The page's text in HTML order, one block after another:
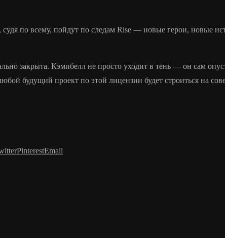
по всему, пойдут по следам Rise — новые герои, новые
закрыта. Кэмпбелл не просто уходит в тень — он сам
будущий проект по этой лицензии будет строиться
PinterestEmail